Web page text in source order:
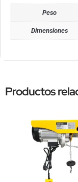
Peso
Dimensiones
Productos